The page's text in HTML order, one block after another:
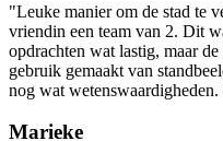
"Leuke manier om de stad te
vriendin een team van 2. Dit
opdrachten wat lastig, maar
gebruik gemaakt van
nog wat
Marieke